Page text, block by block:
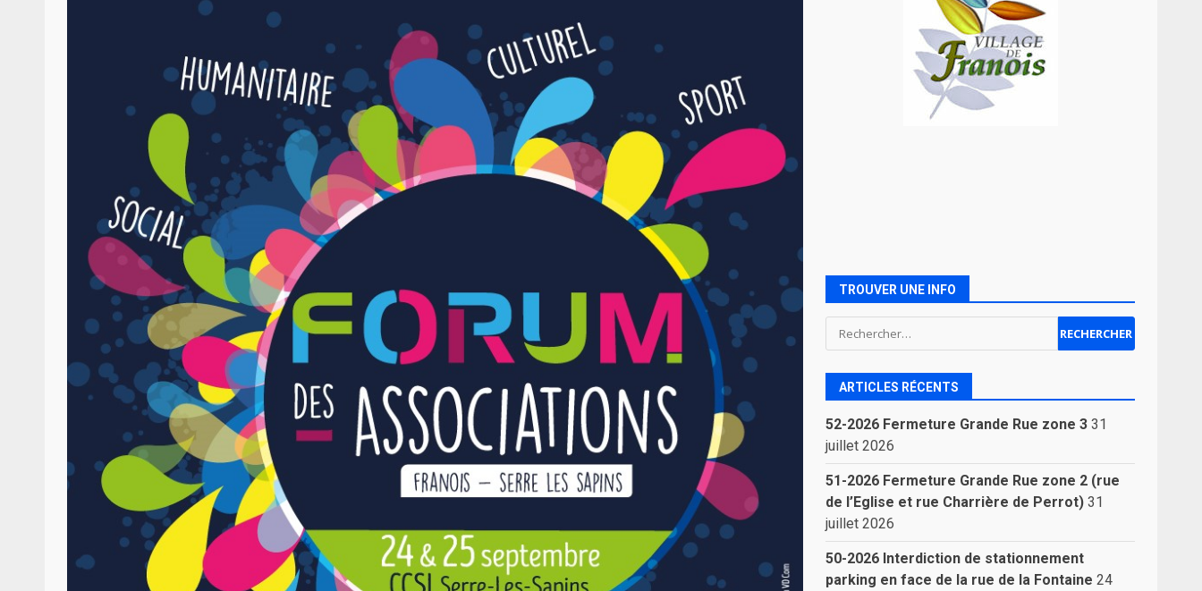
TROUVER UNE INFO
Rechercher :
ARTICLES RÉCENTS
52-2026 Fermeture Grande Rue zone 3 31
juillet 2026
51-2026 Fermeture Grande Rue zone 2 (rue
de l’Eglise et rue Charrière de Perrot) 31
juillet 2026
50-2026 Interdiction de stationnement
parking en face de la rue de la Fontaine 24